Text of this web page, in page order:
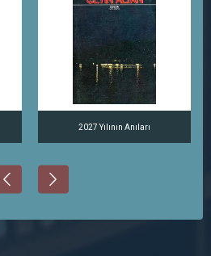
2027 Yılının Anıları